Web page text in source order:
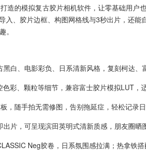
造的模拟复古胶片相机软件，让零基础用
入、胶片边框、构图网格线与3秒出片，还
。
白、电影彩负、日系清新风格，复刻柯达
彩、颗粒等细节，兼容富士胶片模拟LUT，
，随手拍无需修图，告别拖延症，轻松记录日
片，可呈现滨田英明式清新质感，朋友圈晒
Neg胶卷，日系氛围感拉满；热拿铁